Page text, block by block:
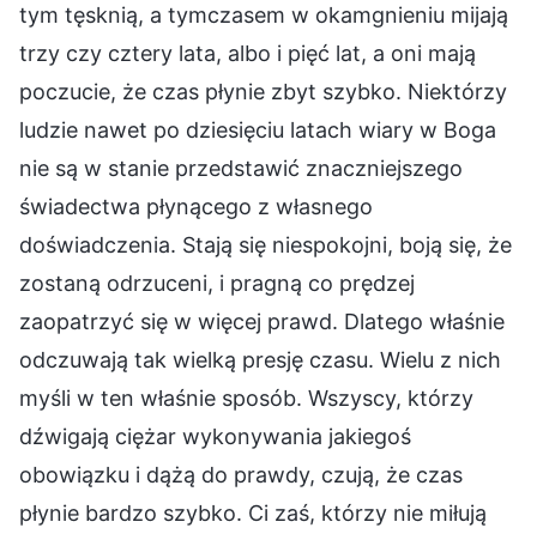
tym tęsknią, a tymczasem w okamgnieniu mijają
trzy czy cztery lata, albo i pięć lat, a oni mają
poczucie, że czas płynie zbyt szybko. Niektórzy
ludzie nawet po dziesięciu latach wiary w Boga
nie są w stanie przedstawić znaczniejszego
świadectwa płynącego z własnego
doświadczenia. Stają się niespokojni, boją się, że
zostaną odrzuceni, i pragną co prędzej
zaopatrzyć się w więcej prawd. Dlatego właśnie
odczuwają tak wielką presję czasu. Wielu z nich
myśli w ten właśnie sposób. Wszyscy, którzy
dźwigają ciężar wykonywania jakiegoś
obowiązku i dążą do prawdy, czują, że czas
płynie bardzo szybko. Ci zaś, którzy nie miłują